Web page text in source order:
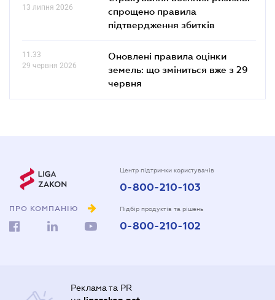
13 липня 2026
спрощено правила
підтвердження збитків
11.33
29 червня 2026
Оновлені правила оцінки
земель: що зміниться вже з 29
червня
ПРО КОМПАНІЮ
Центр підтримки користувачів
0-800-210-103
Підбір продуктів та рішень
0-800-210-102
Реклама та PR